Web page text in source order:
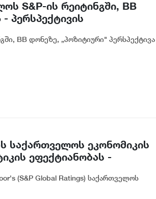
S&P-ის რეიტინგში, BB
პერსპექტივის
ქვეყნად რჩება | ვახტანგ
BB დონეზე, „პოზიტიური" პერსპექტივა
საქართველოს ეკონომიკის
ეფექტიანობას -
(S&P Global Ratings) საქართველოს